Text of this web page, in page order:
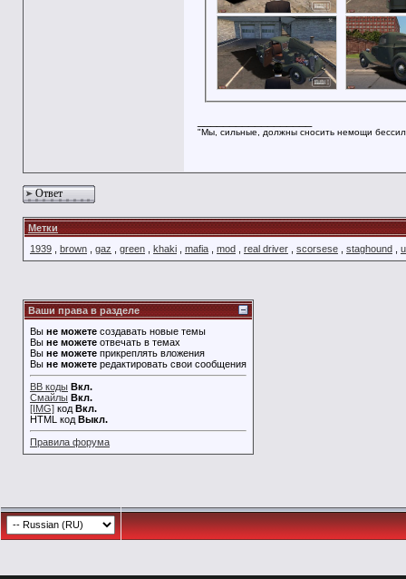
"Мы, сильные, должны сносить немощи
Ответ
Метки
1939
brown gaz green khaki mafia mod real driver scorsese staghound
Ваши права в разделе
Вы не можете создавать новые темы
Вы не можете отвечать в темах
Вы не можете прикреплять вложения
Вы не можете редактировать свои сообщения
BB коды Вкл.
Смайлы Вкл.
[IMG] код Вкл.
HTML код Выкл.
Правила форума